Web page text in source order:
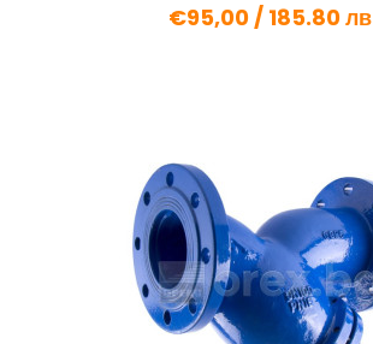
€95,00 / 185.80 лв